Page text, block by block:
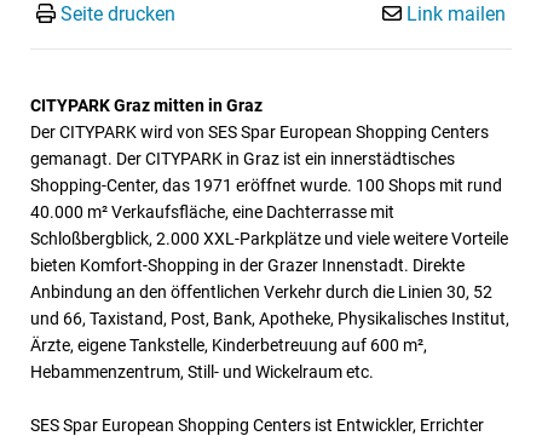
Seite drucken Link mailen
CITYPARK Graz mitten in Graz
Der CITYPARK wird von SES Spar European Shopping Centers
gemanagt. Der CITYPARK in Graz ist ein innerstädtisches
Shopping-Center, das 1971 eröffnet wurde. 100 Shops mit rund
40.000 m² Verkaufsfläche, eine Dachterrasse mit
Schloßbergblick, 2.000 XXL-Parkplätze und viele weitere Vorteile
bieten Komfort-Shopping in der Grazer Innenstadt. Direkte
Anbindung an den öffentlichen Verkehr durch die Linien 30, 52
und 66, Taxistand, Post, Bank, Apotheke, Physikalisches Institut,
Ärzte, eigene Tankstelle, Kinderbetreuung auf 600 m²,
Hebammenzentrum, Still- und Wickelraum etc.
SES Spar European Shopping Centers ist Entwickler, Errichter